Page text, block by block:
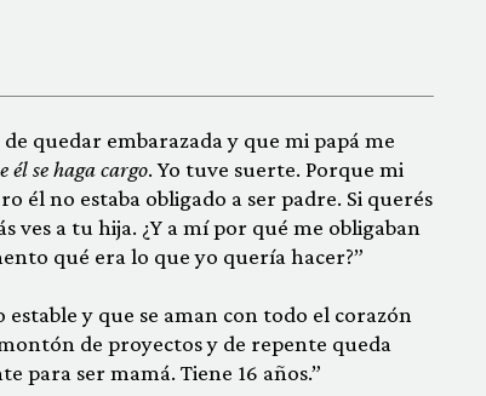
quedar embarazada y que mi papá me
él se haga cargo. Yo tuve suerte. Porque mi
él no estaba obligado a ser padre. Si querés
ves a tu hija. ¿Y a mí por qué me obligaban
qué era lo que yo quería hacer?”
y que se aman con todo el corazón
de proyectos y de repente queda
para ser mamá. Tiene 16 años.”